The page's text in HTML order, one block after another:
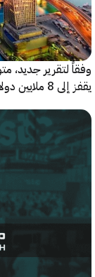
جديد،
لكل حادثة